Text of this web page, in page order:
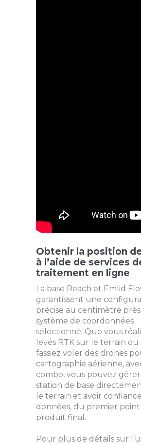
Obtenir la position
à l’aide de services
traitement en ligne
La base Reach et Emlid
garantissent une
précise au centimètre
système de coordonnées
sélectionné. Que vous
levés RTK sur le terrain
fassiez voler des drones
cartographie aérienne,
combo, vous pouvez
station de base
le terrain et avoir
données, du premier point
produit final.
Pour plus de détails sur